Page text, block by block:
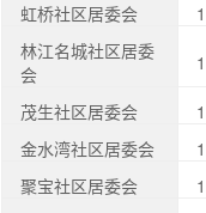
虹桥社区居委会
林江名城社区居委
会
茂生社区居委会
金水湾社区居委会
聚宝社区居委会